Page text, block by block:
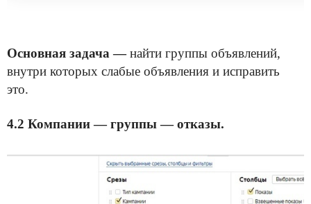
Основная задача —найти группы объявлений,
внутри которых слабые объявления и исправить
это.
4.2 Компании — группы — отказы.